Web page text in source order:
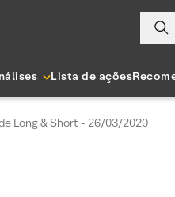
Lista de ações
Long & Short - 26/03/2020